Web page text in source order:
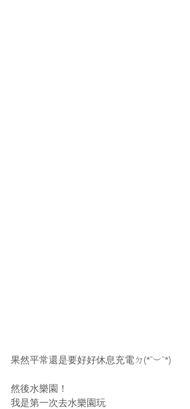
果然平常還是要好好休息充電ㄉ(*¯︶¯*)
然後水樂園！
我是第一次去水樂園玩